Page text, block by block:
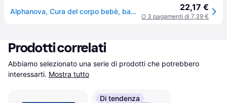
Alphanova, Cura del corpo bebè, bambini ZEROPOU shampooing préventif préventif 22,17 €
O 3 pagamenti di 7,39 €
Prodotti correlati
Abbiamo selezionato una serie di prodotti che potrebbero
interessarti. Mostra tutto
Di tendenza